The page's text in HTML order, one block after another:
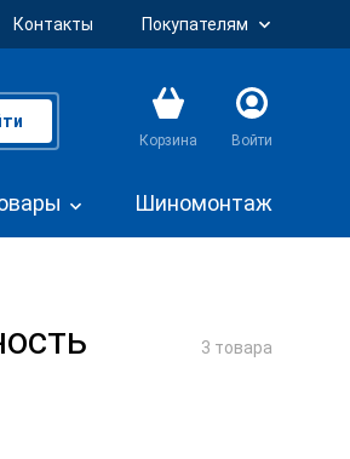
Контакты Покупателям
Корзина Войти
Шиномонтаж
3 товара